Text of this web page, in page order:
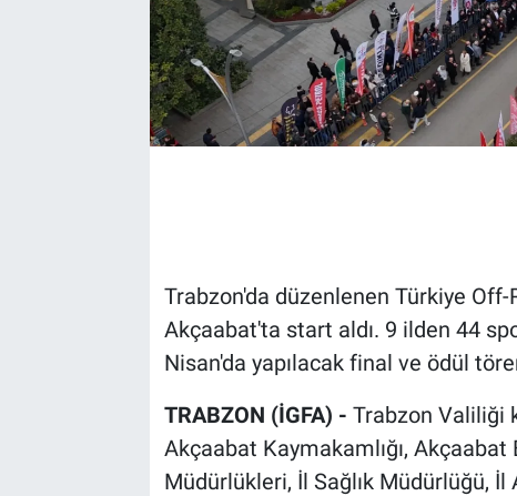
Trabzon'da düzenlenen Türkiye Off-
Akçaabat'ta start aldı. 9 ilden 44
Nisan'da yapılacak final ve ödül
TRABZON (İGFA) - Trabzon Valiliği
Akçaabat Kaymakamlığı,
Müdürlükleri, İl Sağlık Müdürlüğü,